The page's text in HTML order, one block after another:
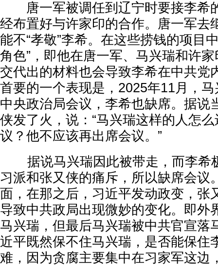
唐一军被调任到辽宁时要接李希
经布置好与许家印的合作。唐一军去
能不“孝敬”李希。在这些捞钱的项目
角色”，即他在唐一军、马兴瑞和许
交代出的材料也会导致李希在中共党
首要的一个表现是，2025年11月，
中央政治局会议，李希也缺席。据说
侠发了火，说：“马兴瑞这样的人怎
议？他不应该再出席会议。”
据说马兴瑞因此被带走，而李希
习派和张又侠的痛斥，所以缺席会议
面，在那之后，习近平发动政变，张
导致中共政局出现微妙的变化。即外
马兴瑞，但最后马兴瑞被中共官宣落
近平既然保不住马兴瑞，是否能保住
难，因为贪腐主要集中在习家军这边